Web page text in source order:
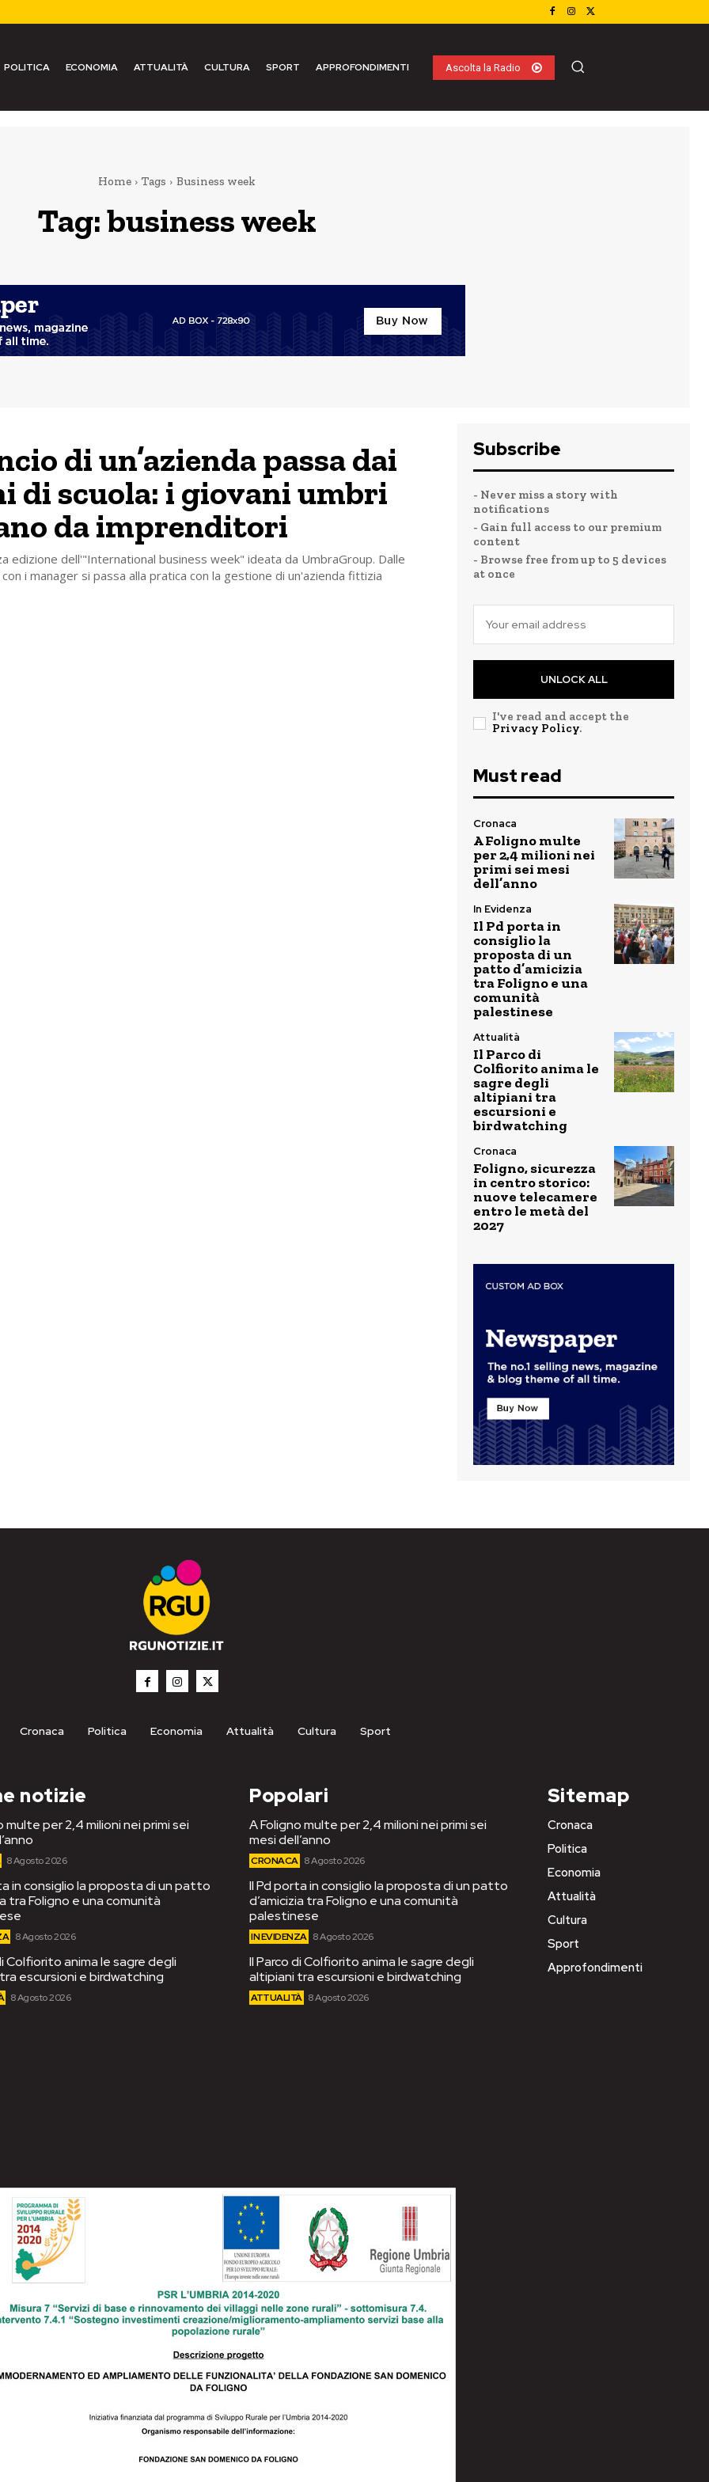
POLITICA ECONOMIA ATTUALITÀ CULTURA SPORT APPROFONDIMENTI Ascolta la Radio
Home Tags Business week
Tag:business week
di un’azienda passa dai
di scuola: i giovani umbri
da imprenditori
edizione dell'"International business week" ideata da UmbraGroup. Dalle
i manager si passa alla pratica con la gestione di un'azienda fittizia
Subscribe
- Never miss a story with
notifications
- Gain full access to our premium
content
- Browse free from up to 5 devices
at once
UNLOCK ALL
I've read and accept the
Privacy Policy.
Must read
Cronaca
A Foligno multe
per 2,4 milioni nei
primi sei mesi
dell’anno
In Evidenza
Il Pd porta in
consiglio la
proposta di un
patto d’amicizia
tra Foligno e una
comunità
palestinese
Attualità
Il Parco di
Colfiorito anima le
sagre degli
altipiani tra
escursioni e
birdwatching
Cronaca
Foligno, sicurezza
in centro storico:
nuove telecamere
entro le metà del
2027
Cronaca Politica Economia Attualità Cultura Sport
notizie
multe per 2,4 milioni nei primi sei
8 Agosto 2026
in consiglio la proposta di un patto
tra Foligno e una comunità
8 Agosto 2026
Colfiorito anima le sagre degli
escursioni e birdwatching
8 Agosto 2026
Popolari
A Foligno multe per 2,4 milioni nei primi sei
mesi dell’anno
CRONACA 8 Agosto 2026
Il Pd porta in consiglio la proposta di un patto
d’amicizia tra Foligno e una comunità
palestinese
IN EVIDENZA 8 Agosto 2026
Il Parco di Colfiorito anima le sagre degli
altipiani tra escursioni e birdwatching
ATTUALITÀ 8 Agosto 2026
Sitemap
Cronaca
Politica
Economia
Attualità
Cultura
Sport
Approfondimenti